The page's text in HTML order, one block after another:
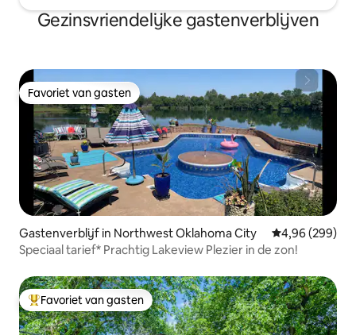
Gezinsvriendelijke gastenverblijven
Favoriet van gasten
Favoriet van gasten
Gastenverblijf in Northwest Oklahoma City Gemiddelde
4,96 (299)
Speciaal tarief* Prachtig Lakeview Plezier in de zon!
Topfavoriet van gasten
Favoriet van gasten